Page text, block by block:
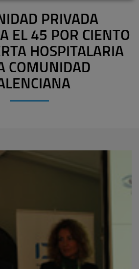
PRIVADA
EL 45 POR CIENTO
HOSPITALARIA
COMUNIDAD